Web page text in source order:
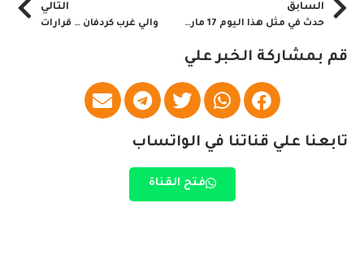
السابق
حدث في مثل هذا اليوم 17 مارس :
التالي
والي غرب كردفان … قرارات
قم بمشاركة الخبر علي
تابعنا علي قناتنا في الواتساب
فتح القناة